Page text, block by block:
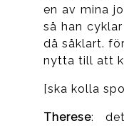
en av mina
så han
då såklart.
nytta till att
[ska kolla
Therese: